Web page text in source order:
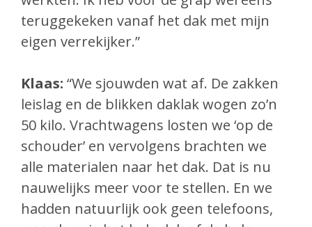
teruggekeken vanaf het dak met mijn
eigen verrekijker.”
Klaas: “We sjouwden wat af. De zakken
leislag en de blikken daklak wogen zo’n
50 kilo. Vrachtwagens losten we ‘op de
schouder’ en vervolgens brachten we
alle materialen naar het dak. Dat is nu
nauwelijks meer voor te stellen. En we
hadden natuurlijk ook geen telefoons,